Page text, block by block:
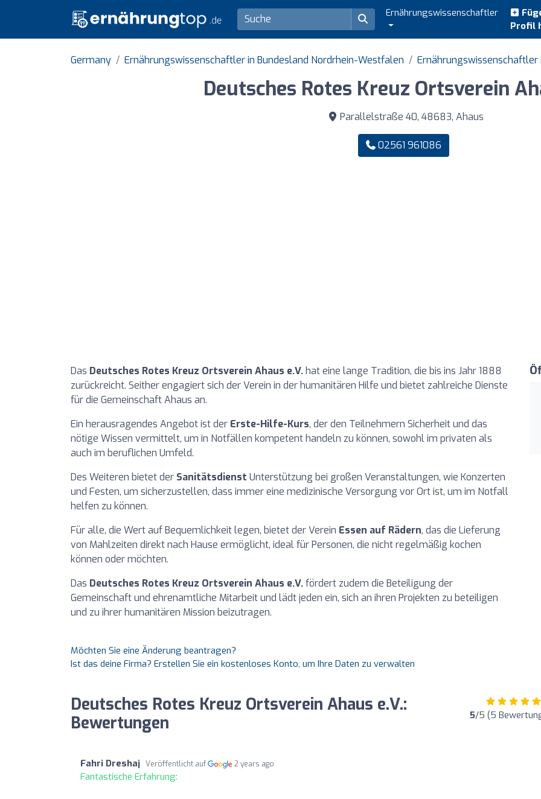
Ernährungswissenschaftler
Profil
Germany Ernährungswissenschaftler in Bundesland Nordrhein-Westfalen Ernährungswissenschaftler
Deutsches Rotes Kreuz Ortsverein
Parallelstraße 40, 48683, Ahaus
02561 961086
Das Deutsches Rotes Kreuz Ortsverein Ahaus e.V. hat eine lange Tradition, die bis ins Jahr 1888
zurückreicht. Seither engagiert sich der Verein in der humanitären Hilfe und bietet zahlreiche Dienste
für die Gemeinschaft Ahaus an.
Ein herausragendes Angebot ist der Erste-Hilfe-Kurs, der den Teilnehmern Sicherheit und das
nötige Wissen vermittelt, um in Notfällen kompetent handeln zu können, sowohl im privaten als
auch im beruflichen Umfeld.
Des Weiteren bietet der Sanitätsdienst Unterstützung bei großen Veranstaltungen, wie Konzerten
und Festen, um sicherzustellen, dass immer eine medizinische Versorgung vor Ort ist, um im Notfall
helfen zu können.
Für alle, die Wert auf Bequemlichkeit legen, bietet der Verein Essen auf Rädern, das die Lieferung
von Mahlzeiten direkt nach Hause ermöglicht, ideal für Personen, die nicht regelmäßig kochen
können oder möchten.
Das Deutsches Rotes Kreuz Ortsverein Ahaus e.V.fördert zudem die Beteiligung der
Gemeinschaft und ehrenamtliche Mitarbeit und lädt jeden ein, sich an ihren Projekten zu beteiligen
und zu ihrer humanitären Mission beizutragen.
Möchten Sie eine Änderung beantragen?
Ist das deine Firma? Erstellen Sie ein kostenloses Konto, um Ihre Daten zu verwalten
Deutsches Rotes Kreuz Ortsverein Ahaus e.V.:
Bewertungen
5/5 (5
Fahri Dreshaj Veröffentlicht auf 2 years ago
Fantastische Erfahrung: